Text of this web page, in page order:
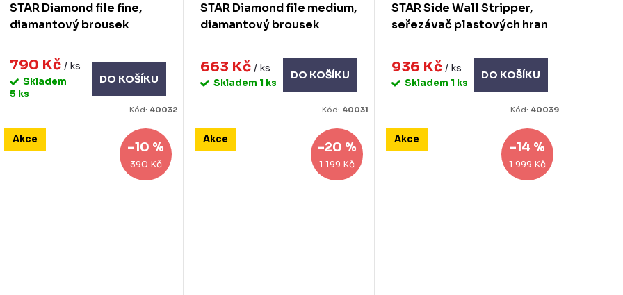
STAR Diamond file fine,
diamantový brousek
790 Kč / ks
Skladem
5 ks
DO KOŠÍKU
Kód: 40032
STAR Diamond file medium,
diamantový brousek
663 Kč/ ks
Skladem 1 ks
DO KOŠÍKU
Kód: 40031
STAR Side Wall Stripper,
seřezávač plastových hran
936 Kč / ks
Skladem 1 ks
DO KOŠÍKU
Kód: 40039
Akce
390 Kč
–10 % Akce
1 199 Kč
–20 % Akce
1 999 Kč
–14 %